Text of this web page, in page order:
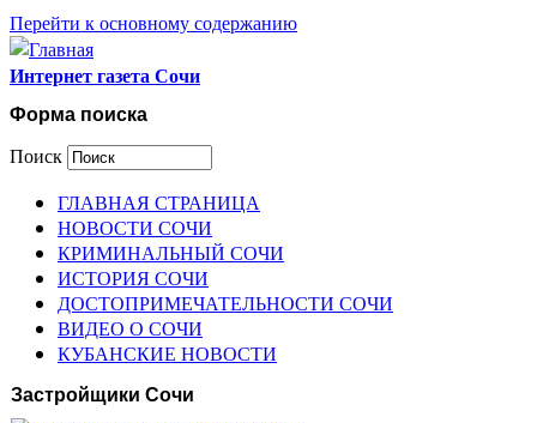
Перейти к основному содержанию
Интернет газета Сочи
Форма поиска
Поиск
ГЛАВНАЯ СТРАНИЦА
НОВОСТИ СОЧИ
КРИМИНАЛЬНЫЙ СОЧИ
ИСТОРИЯ СОЧИ
ДОСТОПРИМЕЧАТЕЛЬНОСТИ СОЧИ
ВИДЕО О СОЧИ
КУБАНСКИЕ НОВОСТИ
Застройщики Сочи